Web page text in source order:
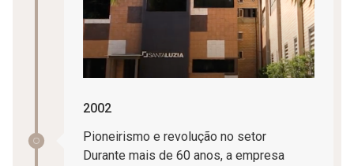
2002
Pioneirismo e revolução no setor
Durante mais de 60 anos, a empresa